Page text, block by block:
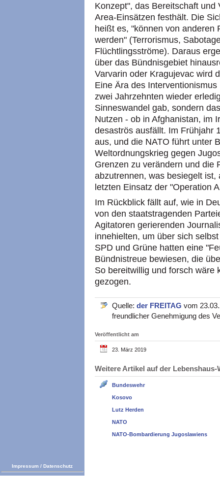
Konzept", das Bereitschaft
Area-Einsätzen festhält. Die
heißt es, "können von anderen
werden" (Terrorismus,
Flüchtlingsströme). Daraus
über das Bündnisgebiet
Varvarin oder Kragujevac wird
Eine Ära des
zwei Jahrzehnten wieder
Sinneswandel gab, sondern
Nutzen - ob in Afghanistan, im
desaströs ausfällt. Im Frühjahr
aus, und die NATO führt unter
Weltordnungskrieg gegen
Grenzen zu verändern und die
abzutrennen, was besiegelt
letzten Einsatz der "Operation
Im Rückblick fällt auf, wie in
von den staatstragenden
Agitatoren gerierenden
innehielten, um über sich
SPD und Grüne hatten eine
Bündnistreue bewiesen, die
So bereitwillig und forsch wäre
gezogen.
Quelle: der FREITAG vom
freundlicher Genehmigung des
Veröffentlicht am
23. März 2019
Weitere Artikel auf der
Bundeswehr
Kosovo
Lutz Herden
NATO
NATO-Bombardierung Jugoslawiens
Impressum / Datenschutz